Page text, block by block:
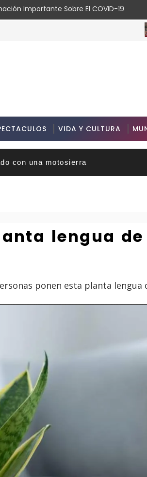
Sobre El COVID-19
VIDA Y CULTURA
con una motosierra
lengua
ponen esta planta